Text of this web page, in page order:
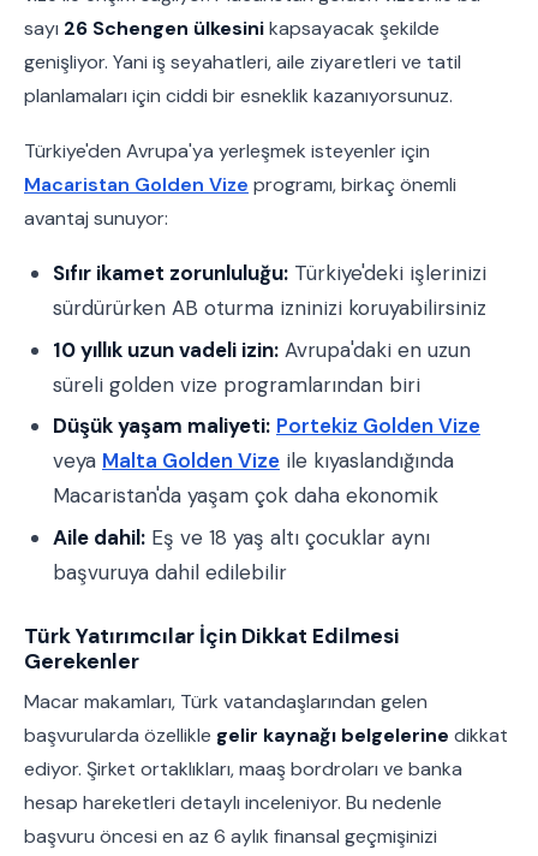
sayı 26 Schengen ülkesinikapsayacak şekilde
genişliyor. Yani iş seyahatleri, aile ziyaretleri ve tatil
planlamaları için ciddi bir esneklik kazanıyorsunuz.
Türkiye'den Avrupa'ya yerleşmek isteyenler için
Macaristan Golden Vize programı, birkaç önemli
avantaj sunuyor:
Sıfır ikamet zorunluluğu: Türkiye'deki işlerinizi
sürdürürken AB oturma izninizi koruyabilirsiniz
10 yıllık uzun vadeli izin: Avrupa'daki en uzun
süreli golden vize programlarından biri
Düşük yaşam maliyeti: Portekiz Golden Vize
veya Malta Golden Vize ile kıyaslandığında
Macaristan'da yaşam çok daha ekonomik
Aile dahil: Eş ve 18 yaş altı çocuklar aynı
başvuruya dahil edilebilir
Türk Yatırımcılar İçin Dikkat Edilmesi
Gerekenler
Macar makamları, Türk vatandaşlarından gelen
başvurularda özellikle gelir kaynağı belgelerine dikkat
ediyor. Şirket ortaklıkları, maaş bordroları ve banka
hesap hareketleri detaylı inceleniyor. Bu nedenle
başvuru öncesi en az 6 aylık finansal geçmişinizi